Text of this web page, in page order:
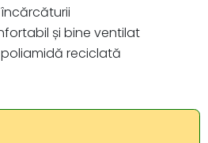
și bine ventilat
reciclată